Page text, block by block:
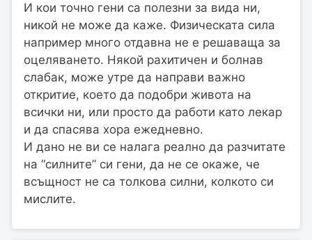
И кои точно гени са полезни за вида ни,
никой не може да каже. Физическата сила
например много отдавна не е решаваща за
оцеляването. Някой рахитичен и болнав
слабак, може утре да направи важно
откритие, което да подобри живота на
всички ни, или просто да работи като лекар
и да спасява хора ежедневно.
И дано не ви се налага реално да разчитате
на “силните” си гени, да не се окаже, че
всъщност не са толкова силни, колкото си
мислите.